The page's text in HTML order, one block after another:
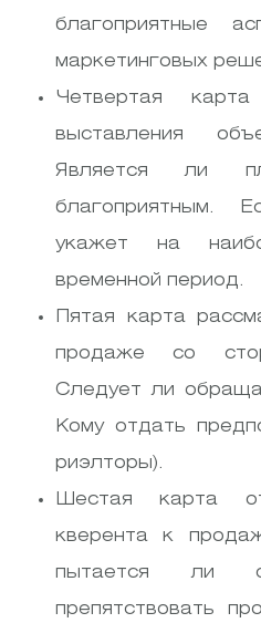
благоприятные
маркетинговых
Четвертая
выставления
Является ли
благоприятным.
укажет на
временной период.
Пятая карта
продаже со
Следует ли
Кому отдать
риэлторы).
Шестая карта
кверента к
пытается ли
препятствовать